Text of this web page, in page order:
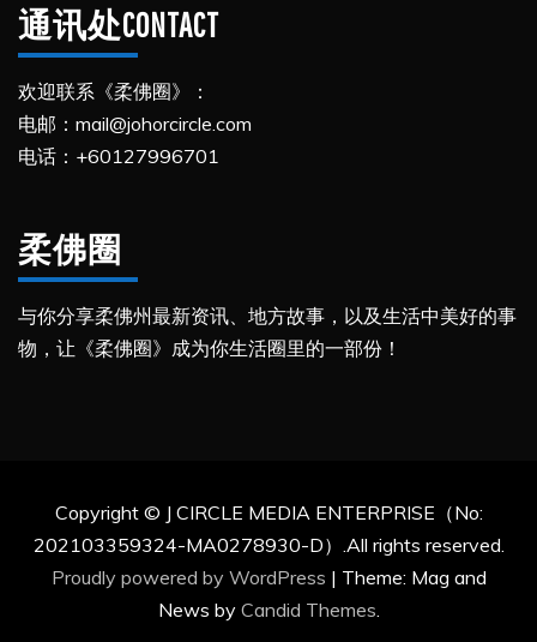
通讯处CONTACT
欢迎联系《柔佛圈》：
电邮：mail@johorcircle.com
电话：+60127996701
柔佛圈
与你分享柔佛州最新资讯、地方故事，以及生活中美好的事
物，让《柔佛圈》成为你生活圈里的一部份！
Copyright © J CIRCLE MEDIA ENTERPRISE（No:
202103359324-MA0278930-D）.All rights reserved.
Proudly powered by WordPress | Theme: Mag and
News by Candid Themes.